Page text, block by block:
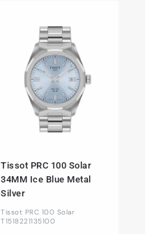
Tissot PRC 100 Solar
34MM Ice Blue Metal
Silver
Tissot PRC 100 Solar
T1518221135100